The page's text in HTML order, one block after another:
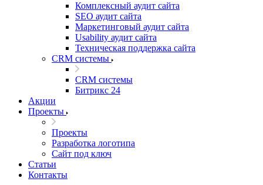
Комплексный аудит сайта
SEO аудит сайта
Маркетинговый аудит сайта
Usability аудит сайта
Техническая поддержка сайта
CRM системы
CRM системы
Битрикс 24
Акции
Проекты
Проекты
Разработка логотипа
Сайт под ключ
Статьи
Контакты